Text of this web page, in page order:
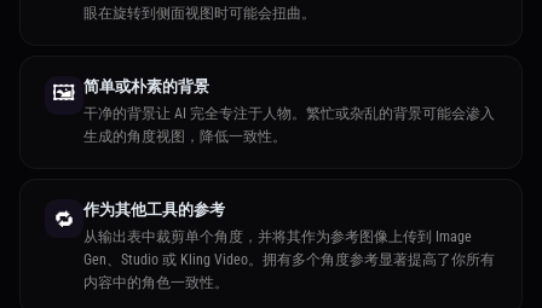
眼在旋转到侧面视图时可能会扭曲。
🖼️ 简单或朴素的背景
干净的背景让 AI 完全专注于人物。繁忙或杂乱的背景可能会渗入
生成的角度视图，降低一致性。
🔁 作为其他工具的参考
从输出表中裁剪单个角度，并将其作为参考图像上传到 Image
Gen、Studio 或 Kling Video。拥有多个角度参考显著提高了你所有
内容中的角色一致性。